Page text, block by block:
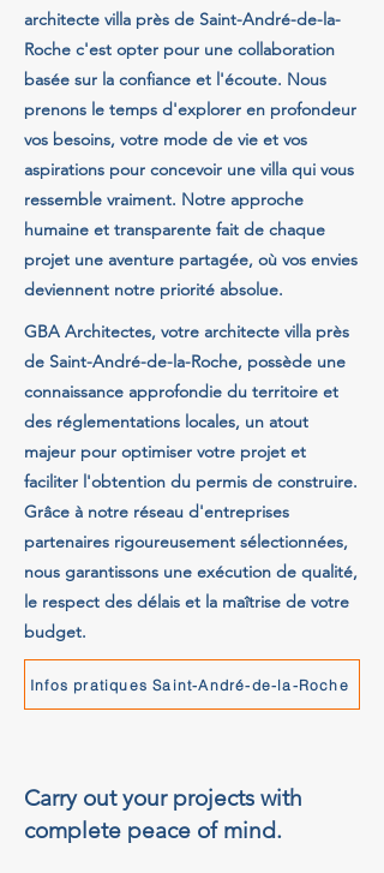
architecte villa près de Saint-André-de-la-
Roche c'est opter pour une collaboration
basée sur la confiance et l'écoute. Nous
prenons le temps d'explorer en profondeur
vos besoins, votre mode de vie et vos
aspirations pour concevoir une villa qui vous
ressemble vraiment. Notre approche
humaine et transparente fait de chaque
projet une aventure partagée, où vos envies
deviennent notre priorité absolue.
GBA Architectes, votre architecte villa près
de Saint-André-de-la-Roche, possède une
connaissance approfondie du territoire et
des réglementations locales, un atout
majeur pour optimiser votre projet et
faciliter l'obtention du permis de construire.
Grâce à notre réseau d'entreprises
partenaires rigoureusement sélectionnées,
nous garantissons une exécution de qualité,
le respect des délais et la maîtrise de votre
budget.
Infos pratiques Saint-André-de-la-Roche
Carry out your projects with
complete peace of mind.